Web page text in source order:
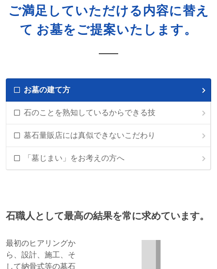
ご満足していただける内容に替え
て お墓をご提案いたします。
お墓の建て方
石のことを熟知しているからできる技
墓石量販店には真似できないこだわり
「墓じまい」をお考えの方へ
石職人として最高の結果を常に求めています。
最初のヒアリングか
ら、設計、施工、そ
して納骨式等の墓石